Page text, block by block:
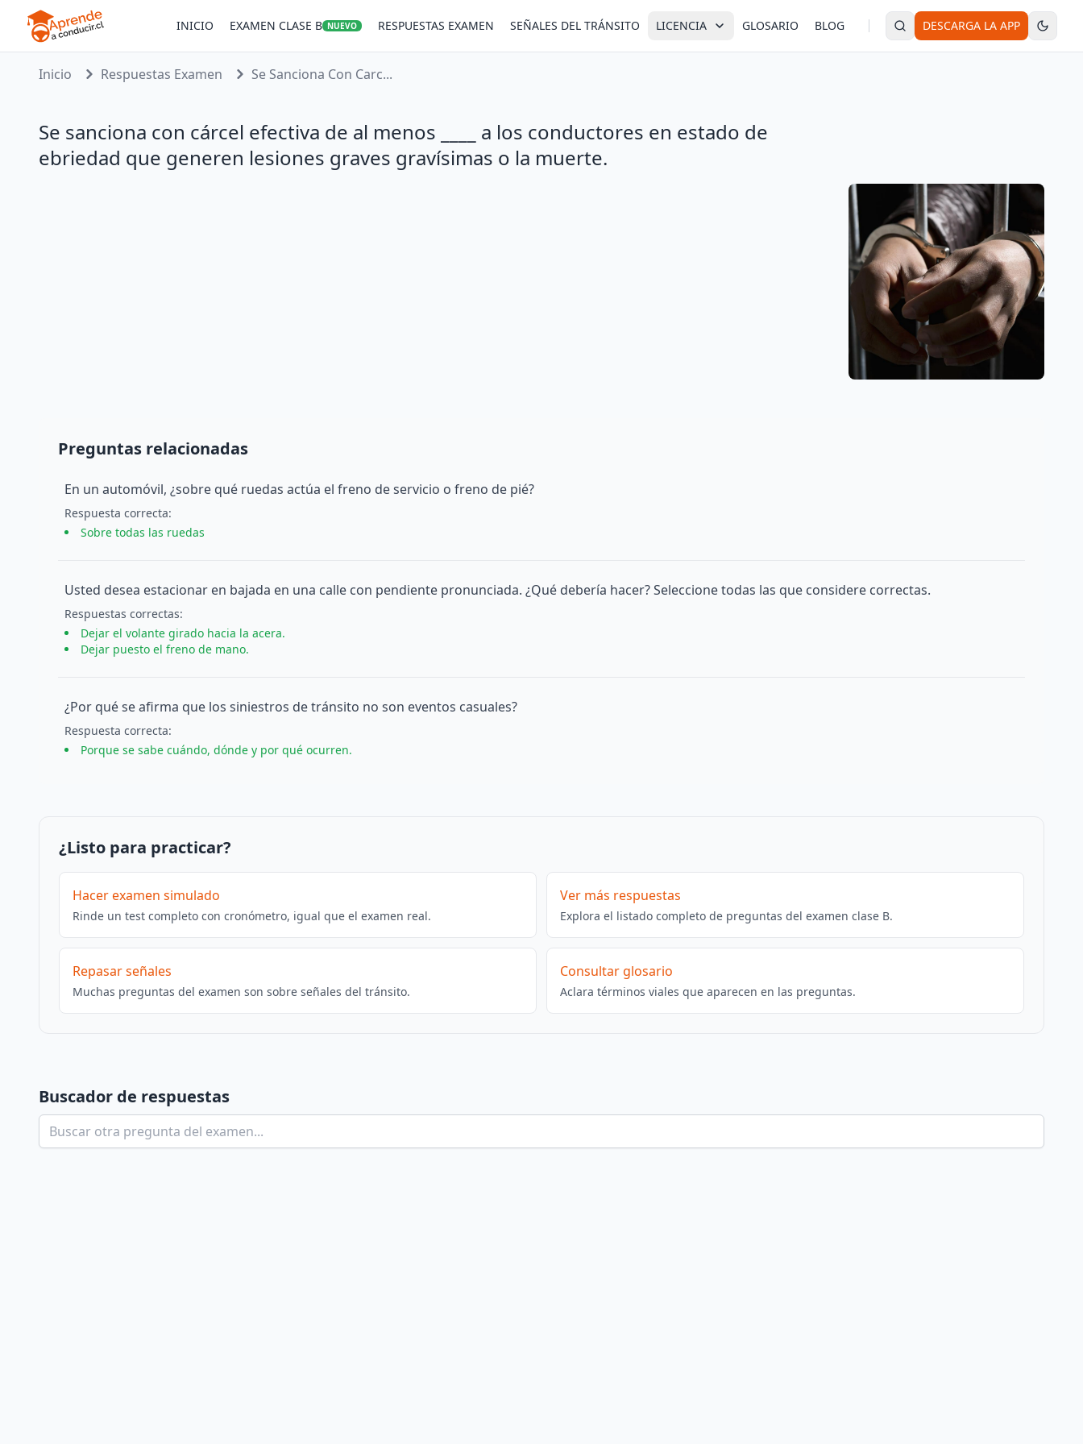
INICIO EXAMEN CLASE B NUEVO RESPUESTAS EXAMEN SEÑALES DEL TRÁNSITO LICENCIA GLOSARIO BLOG DESCARGA LA APP
Inicio Respuestas Examen Se Sanciona Con Carc...
Se sanciona con cárcel efectiva de al menos ____ a los conductores en estado de
ebriedad que generen lesiones graves gravísimas o la muerte.
Preguntas relacionadas
En un automóvil, ¿sobre qué ruedas actúa el freno de servicio o freno de pié?
Respuesta correcta:
Sobre todas las ruedas
Usted desea estacionar en bajada en una calle con pendiente pronunciada. ¿Qué debería hacer? Seleccione todas las que considere correctas.
Respuestas correctas:
Dejar el volante girado hacia la acera.
Dejar puesto el freno de mano.
¿Por qué se afirma que los siniestros de tránsito no son eventos casuales?
Respuesta correcta:
Porque se sabe cuándo, dónde y por qué ocurren.
¿Listo para practicar?
Hacer examen simulado
Rinde un test completo con cronómetro, igual que el examen real.
Ver más respuestas
Explora el listado completo de preguntas del examen clase B.
Repasar señales
Muchas preguntas del examen son sobre señales del tránsito.
Consultar glosario
Aclara términos viales que aparecen en las preguntas.
Buscador de respuestas